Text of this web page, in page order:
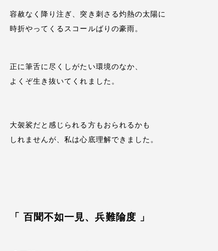
容赦なく降り注ぎ、突き刺さる灼熱の太陽に
時折やってくるスコールばりの豪雨。
正に筆舌に尽くしがたい環境のなか、
よくぞ生き抜いてくれました。
大袈裟だと感じられる方もおられるかも
しれませんが、私は心底理解できました。
「 百聞不如一見、兵難隃度 」